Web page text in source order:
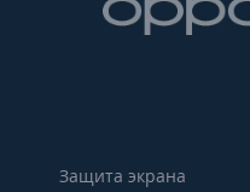
Защита экрана